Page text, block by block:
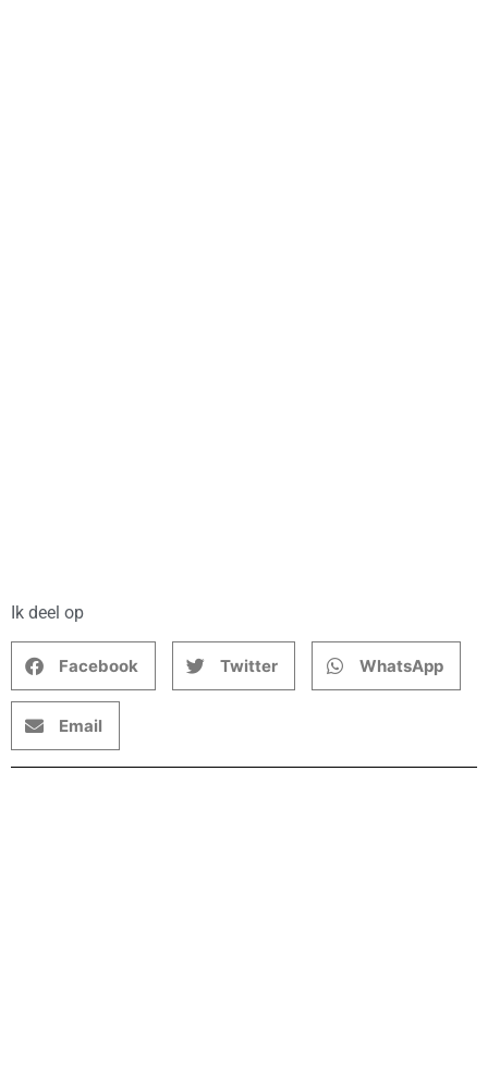
Ik deel op
Facebook Twitter WhatsApp
Email